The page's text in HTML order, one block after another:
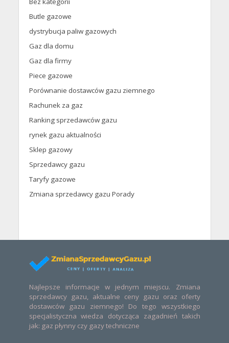
Butle gazowe
dystrybucja paliw gazowych
Gaz dla domu
Gaz dla firmy
Piece gazowe
Porównanie dostawców gazu ziemnego
Rachunek za gaz
Ranking sprzedawców gazu
rynek gazu aktualności
Sklep gazowy
Sprzedawcy gazu
Taryfy gazowe
Zmiana sprzedawcy gazu Porady
Najlepsze informacje w jednym miejscu. Zmiana
sprzedawcy gazu, aktualne ceny gazu oraz oferty
dostawców gazu ziemnego! Do tego wszystkiego
specjalistyczna wiedza dotycząca zagadnień takich
jak: gaz płynny czy gazy techniczne